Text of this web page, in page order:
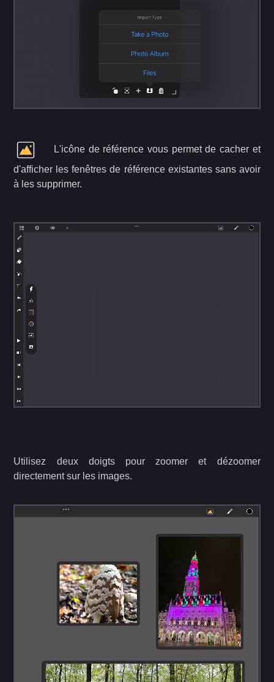
L'icône de référence vous permet de cacher et
d'afficher les fenêtres de référence existantes sans avoir
à les supprimer.
Utilisez deux doigts pour zoomer et dézoomer
directement sur les images.